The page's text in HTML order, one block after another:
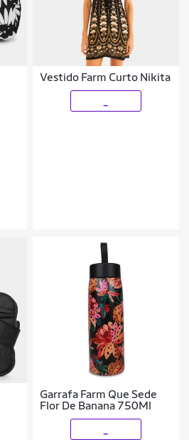
Vestido Farm Curto Nikita
Garrafa Farm Que Sede
Flor De Banana 750Ml